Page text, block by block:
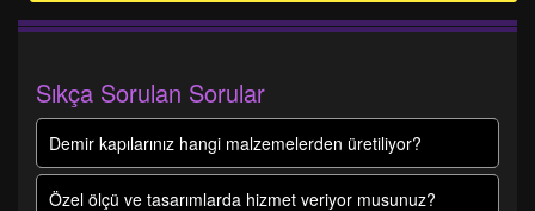
Sıkça Sorulan Sorular
Demir kapılarınız hangi malzemelerden üretiliyor?
Özel ölçü ve tasarımlarda hizmet veriyor musunuz?